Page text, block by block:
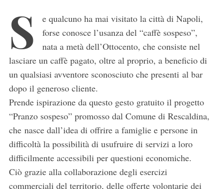
S
e qualcuno ha mai visitato la città di Napoli,
forse conosce l’usanza del “caffè sospeso”,
nata a metà dell’Ottocento, che consiste nel
lasciare un caffè pagato, oltre al proprio, a beneficio di
un qualsiasi avventore sconosciuto che presenti al bar
dopo il generoso cliente.
Prende ispirazione da questo gesto gratuito il progetto
“Pranzo sospeso” promosso dal Comune di Rescaldina,
che nasce dall’idea di offrire a famiglie e persone in
difficoltà la possibilità di usufruire di servizi a loro
difficilmente accessibili per questioni economiche.
Ciò grazie alla collaborazione degli esercizi
commerciali del territorio, delle offerte volontarie dei